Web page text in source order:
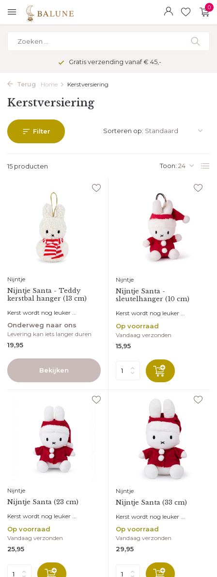
0
Gratis verzending vanaf € 45,-
Terug Home Kerstversiering
Kerstversiering
Filter
15 producten Toon:
Sorteren op:
Nijntje
Nijntje Santa - Teddy
kerstbal hanger (13 cm)
Kerst wordt nog leuker ...
Onderweg naar ons
Levering kan iets langer duren
19,95
Bekijken
Nijntje
Nijntje Santa -
sleutelhanger (10 cm)
Kerst wordt nog leuker ...
Op voorraad
Vandaag verzonden
15,95
Nijntje
Nijntje Santa (23 cm)
Kerst wordt nog leuker ...
Op voorraad
Vandaag verzonden
25,95
Nijntje
Nijntje Santa (33 cm)
Kerst wordt nog leuker ...
Op voorraad
Vandaag verzonden
29,95